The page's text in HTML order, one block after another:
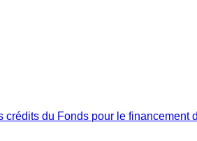
crédits du Fonds pour le financement